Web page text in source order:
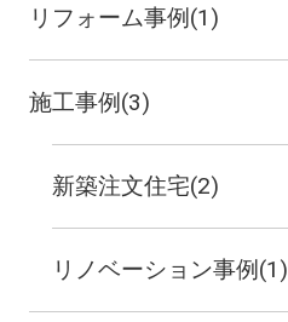
リフォーム事例(1)
施工事例(3)
新築注文住宅(2)
リノベーション事例(1)